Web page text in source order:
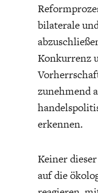
bilaterale
Konkurrenz
zunehmend
erkennen.
Keiner
auf die